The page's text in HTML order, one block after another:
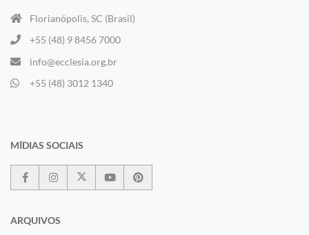
Florianópolis, SC (Brasil)
+55 (48) 9 8456 7000
info@ecclesia.org.br
+55 (48) 3012 1340
MÍDIAS SOCIAIS
ARQUIVOS